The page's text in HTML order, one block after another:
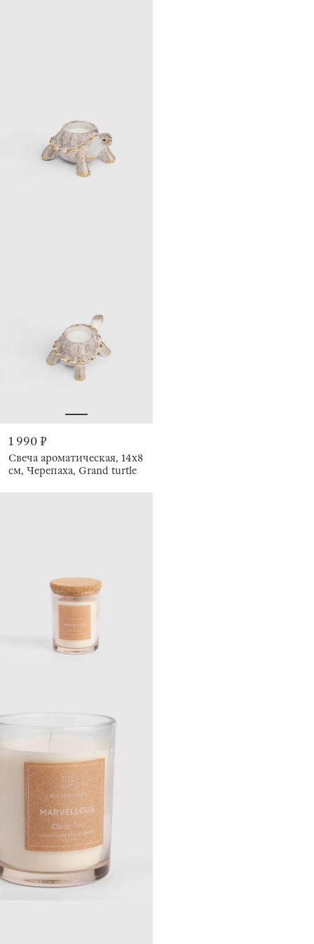
1 990 ₽
Свеча ароматическая, 14х8
см, Черепаха, Grand turtle